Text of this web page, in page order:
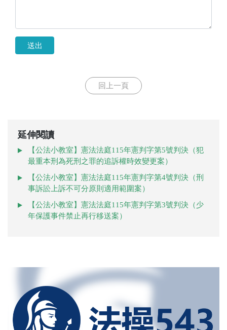
送出
回上一頁
延伸閱讀
【公法小教室】憲法法庭115年憲判字第5號判決（犯
最重本刑為死刑之罪的追訴權時效變更案）
【公法小教室】憲法法庭115年憲判字第4號判決（刑
事訴訟上訴不可分原則適用範圍案）
【公法小教室】憲法法庭115年憲判字第3號判決（少
年保護事件禁止再行移送案）